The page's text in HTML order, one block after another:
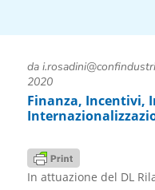
da
2020
Finanza, Incentivi,
In attuazione del DL